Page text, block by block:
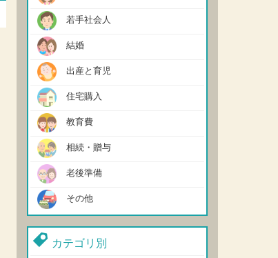
若手社会人
結婚
出産と育児
住宅購入
教育費
相続・贈与
老後準備
その他
カテゴリ別